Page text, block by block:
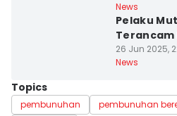
News
Pelaku
Terancam
26 Jun 2025,
News
Topics
pembunuhan pembunuhan